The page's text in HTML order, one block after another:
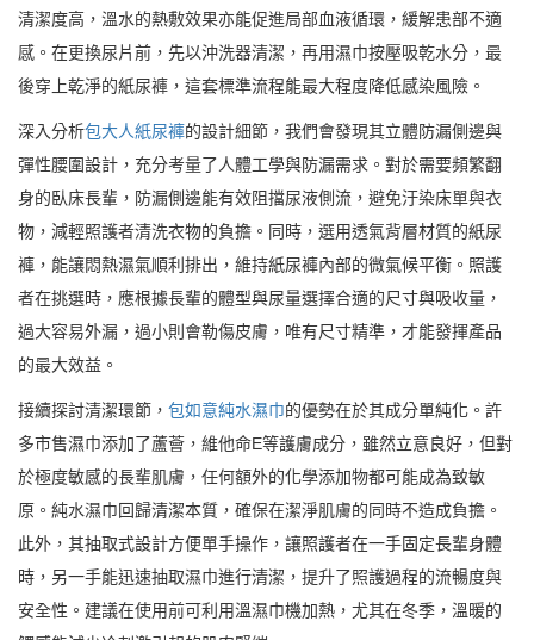
清潔度高，溫水的熱敷效果亦能促進局部血液循環，緩解患部不適
感。在更換尿片前，先以沖洗器清潔，再用濕巾按壓吸乾水分，最
後穿上乾淨的紙尿褲，這套標準流程能最大程度降低感染風險。
深入分析包大人紙尿褲的設計細節，我們會發現其立體防漏側邊與
彈性腰圍設計，充分考量了人體工學與防漏需求。對於需要頻繁翻
身的臥床長輩，防漏側邊能有效阻擋尿液側流，避免汙染床單與衣
物，減輕照護者清洗衣物的負擔。同時，選用透氣背層材質的紙尿
褲，能讓悶熱濕氣順利排出，維持紙尿褲內部的微氣候平衡。照護
者在挑選時，應根據長輩的體型與尿量選擇合適的尺寸與吸收量，
過大容易外漏，過小則會勒傷皮膚，唯有尺寸精準，才能發揮產品
的最大效益。
接續探討清潔環節， 包如意純水濕巾的優勢在於其成分單純化。許
多市售濕巾添加了蘆薈，維他命E等護膚成分，雖然立意良好，但對
於極度敏感的長輩肌膚，任何額外的化學添加物都可能成為致敏
原。純水濕巾回歸清潔本質，確保在潔淨肌膚的同時不造成負擔。
此外，其抽取式設計方便單手操作，讓照護者在一手固定長輩身體
時，另一手能迅速抽取濕巾進行清潔，提升了照護過程的流暢度與
安全性。建議在使用前可利用溫濕巾機加熱，尤其在冬季，溫暖的